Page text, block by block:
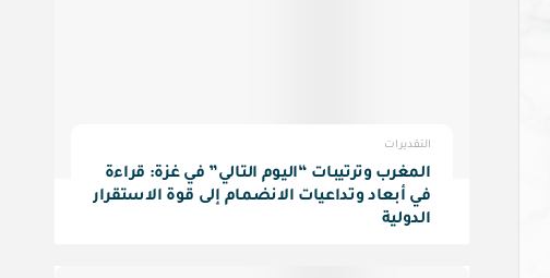
التقديرات
المغرب وترتيبات “اليوم التالي” في غزة: قراءة
في أبعاد وتداعيات الانضمام إلى قوة الاستقرار
الدولية